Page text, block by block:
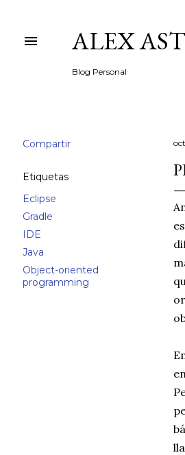
ALEX
Blog Personal
Compartir
Etiquetas
Eclipse
Gradle
IDE
Java
Object-oriented
programming